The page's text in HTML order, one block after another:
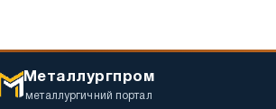
Металлургпром
металлургичний портал